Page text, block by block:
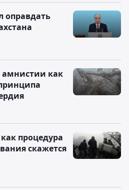
оправдать
амнистии как
процедура
скажется